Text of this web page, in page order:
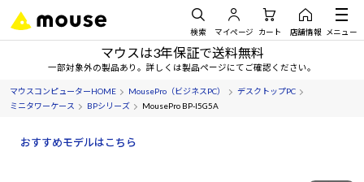
検索 マイページ カート 店舗情報 メニュー
マウスは3年保証で送料無料
一部対象外の製品あり。詳しくは製品ページにてご確認ください。
マウスコンピューターHOME MousePro（ビジネスPC）
デスクトップPC
ミニタワーケース
BPシリーズ MousePro BP-I5G5A
おすすめモデルはこちら